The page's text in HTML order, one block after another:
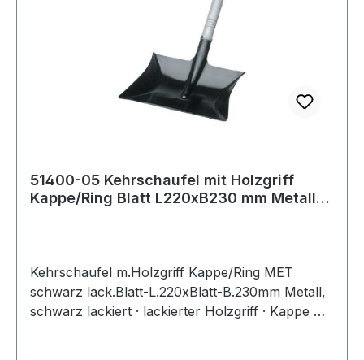
51400-05 Kehrschaufel mit Holzgriff
Kappe/Ring Blatt L220xB230 mm Metall
Kehrschaufel m.Holzgriff Kappe/Ring MET
schwarz lack.Blatt-L.220xBlatt-B.230mm Metall,
schwarz lackiert · lackierter Holzgriff · Kappe mit